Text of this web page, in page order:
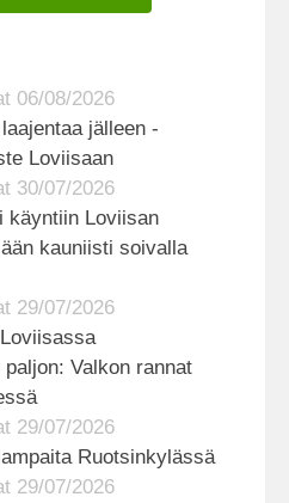
06/08/2026
jälleen -
Loviisaan
30/07/2026
käyntiin Loviisan
kauniisti soivalla
29/07/2026
Valkon rannat
29/07/2026
Ruotsinkylässä
29/07/2026